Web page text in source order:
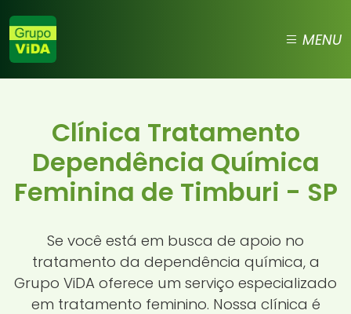
MENU
Clínica Tratamento
Dependência Química
Feminina de Timburi - SP
Se você está em busca de apoio no
tratamento da dependência química, a
Grupo ViDA oferece um serviço especializado
em tratamento feminino. Nossa clínica é